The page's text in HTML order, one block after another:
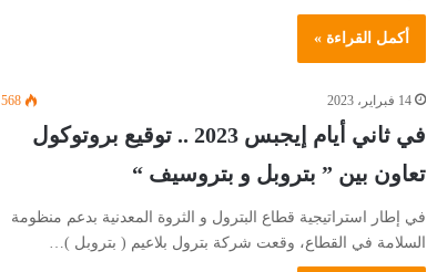
أكمل القراءة »
14 فبراير، 2023 568
في ثاني أيام إيجبس 2023 .. توقيع بروتوكول
تعاون بين ” بتروبل و بتروسيف “
في إطار استراتيجية قطاع البترول و الثروة المعدنية بدعم منظومة
السلامة في القطاع، وقعت شركة بترول بلاعيم ( بتروبل )…